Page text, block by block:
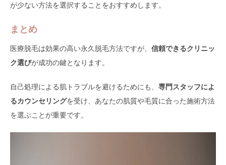
が少ない方法を選択することをおすすめします。
まとめ
医療脱毛は効果の高い永久脱毛方法ですが、 信頼できるクリニッ
ク選びが成功の鍵となります。
自己処理による肌トラブルを避けるためにも、 専門スタッフによ
るカウンセリングを受け、あなたの肌質や毛質に合った施術方法
を選ぶことが重要です。